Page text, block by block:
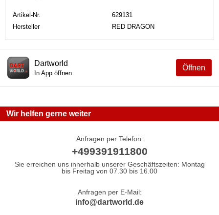
Artikel-Nr.
629131
Hersteller
RED DRAGON
Öffnen
Dartworld
In App öffnen
Wir helfen gerne weiter
Anfragen per Telefon:
+499391911800
Sie erreichen uns innerhalb unserer Geschäftszeiten: Montag
bis Freitag von 07.30 bis 16.00
Anfragen per E-Mail:
info@dartworld.de